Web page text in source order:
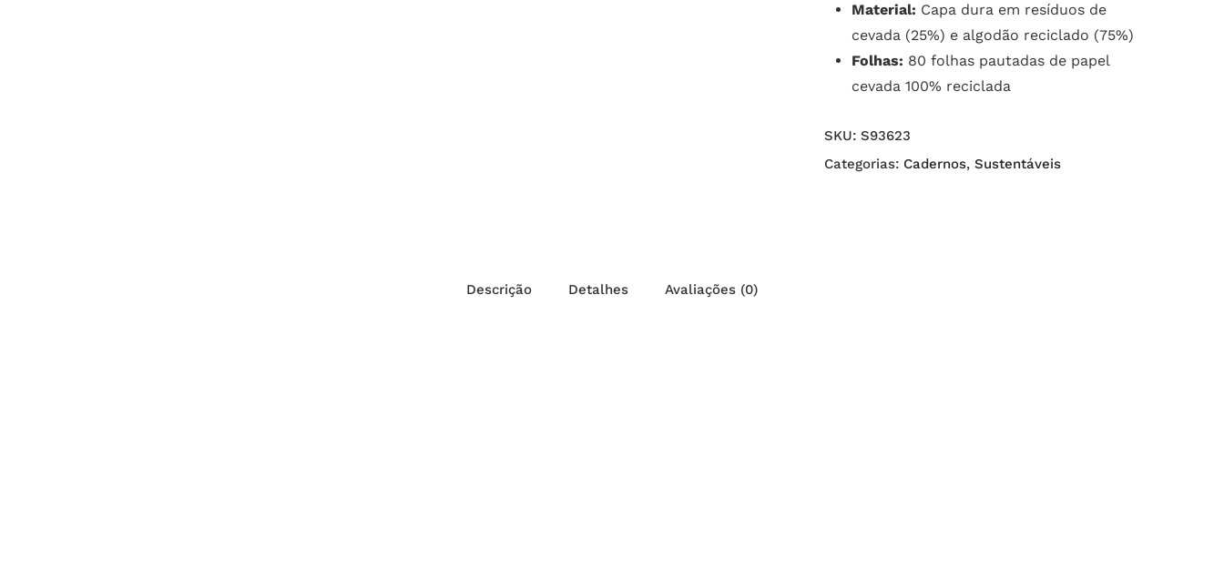
Material: Capa dura em resíduos de
cevada (25%) e algodão reciclado (75%)
Folhas: 80 folhas pautadas de papel
cevada 100% reciclada
SKU: S93623
Categorias: Cadernos, Sustentáveis
Descrição Detalhes Avaliações (0)